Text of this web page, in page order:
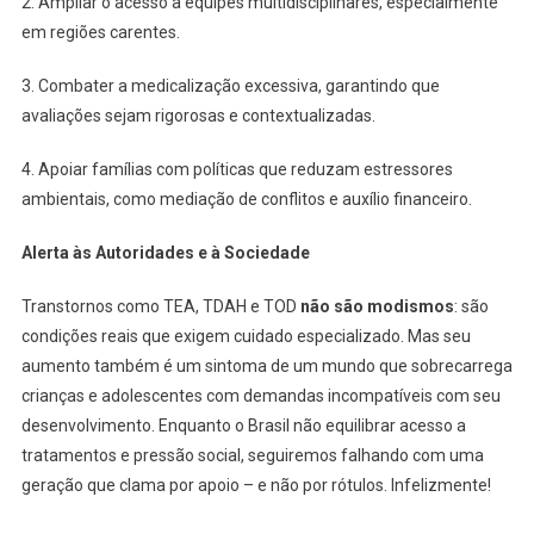
em regiões carentes.
3. Combater a medicalização excessiva, garantindo que
avaliações sejam rigorosas e contextualizadas.
4. Apoiar famílias com políticas que reduzam estressores
ambientais, como mediação de conflitos e auxílio financeiro.
Alerta às Autoridades e à Sociedade
Transtornos como TEA, TDAH e TOD não são modismos: são
condições reais que exigem cuidado especializado. Mas seu
aumento também é um sintoma de um mundo que sobrecarrega
crianças e adolescentes com demandas incompatíveis com seu
desenvolvimento. Enquanto o Brasil não equilibrar acesso a
tratamentos e pressão social, seguiremos falhando com uma
geração que clama por apoio – e não por rótulos. Infelizmente!